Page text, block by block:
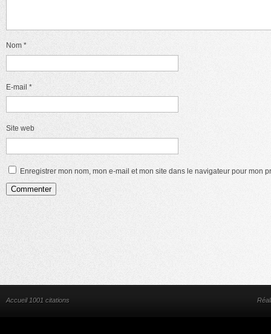
Nom *
E-mail *
Site web
Enregistrer mon nom, mon e-mail et mon site dans le navigateur pour mon
Accueil 1001 citations